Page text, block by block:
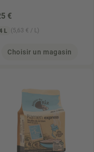
€
L (5,63 € / L)
Choisir un magasin